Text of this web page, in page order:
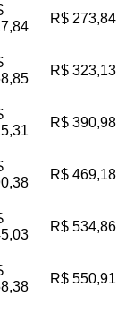
R$ 273,84
R$ 323,13
R$ 390,98
R$ 469,18
R$ 534,86
R$ 550,91